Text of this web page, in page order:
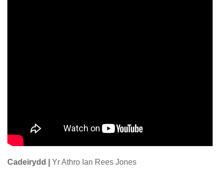
Cadeirydd | Yr Athro Ian Rees Jones